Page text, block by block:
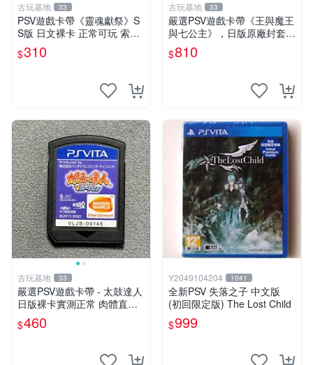
古玩基地 33
PSV遊戲卡帶《靈魂獻祭》S
S版 日文裸卡 正常可玩 索尼
專用 不退不換 次數買兩送一
靈魂獻祭 PSP-VITA PSVita
$310
古玩基地 33
嚴選PSV遊戲卡帶《王與魔王
與七公主》，日版原廠封套，
雙面精美封面，實測暢玩無障
礙。久藏家中，輕微使用痕
估。古董級遊戲限量收
$810
古玩基地 33
嚴選PSV遊戲卡帶 - 太鼓達人
日版裸卡實測正常 肉體直銷
Sony官方認證 太鼓達人 PSV
日版裸卡 測試無誤 PSV機專
$460
Y2049104204 1041
全新PSV 失落之子 中文版
(初回限定版) The Lost Child
$999